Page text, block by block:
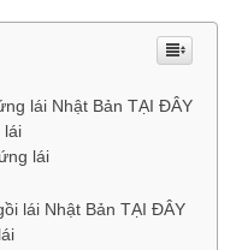
lái Nhật Bản TẠI ĐÂY
lái
lái
lái Nhật Bản TẠI ĐÂY